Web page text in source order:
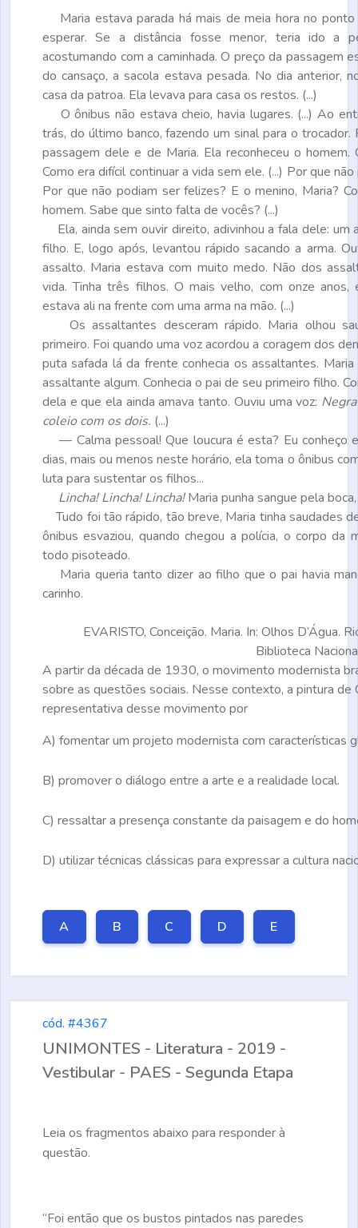
Maria estava parada há mais de meia hora no ponto
esperar. Se a distância fosse menor, teria ido a
acostumando com a caminhada. O preço da passagem
do cansaço, a sacola estava pesada. No dia anterior,
casa da patroa. Ela levava para casa os restos. (...)
O ônibus não estava cheio, havia lugares. (...) Ao
trás, do último banco, fazendo um sinal para o trocador.
passagem dele e de Maria. Ela reconheceu o homem.
Como era difícil continuar a vida sem ele. (...) Por que
Por que não podiam ser felizes? E o menino, Maria?
homem. Sabe que sinto falta de vocês? (...)
Ela, ainda sem ouvir direito, adivinhou a fala dele: um
filho. E, logo após, levantou rápido sacando a arma.
assalto. Maria estava com muito medo. Não dos
vida. Tinha três filhos. O mais velho, com onze
estava ali na frente com uma arma na mão. (...)
Os assaltantes desceram rápido. Maria olhou
primeiro. Foi quando uma voz acordou a coragem dos
puta safada lá da frente conhecia os assaltantes.
assaltante algum. Conhecia o pai de seu primeiro filho.
dela e que ela ainda amava tanto. Ouviu uma voz:
coleio com os dois. (...)
— Calma pessoal! Que loucura é esta? Eu conheço
dias, mais ou menos neste horário, ela toma o ônibus
luta para sustentar os filhos...
Lincha! Lincha! Lincha!Maria punha sangue pela
Tudo foi tão rápido, tão breve, Maria tinha saudades
ônibus esvaziou, quando chegou a polícia, o corpo da
todo pisoteado.
Maria queria tanto dizer ao filho que o pai havia
carinho.
EVARISTO, Conceição. Maria. In: Olhos D’Água.
Biblioteca
A partir da década de 1930, o movimento modernista
sobre as questões sociais. Nesse contexto, a pintura de
representativa desse movimento por
A) fomentar um projeto modernista com características
B) promover o diálogo entre a arte e a realidade local.
C) ressaltar a presença constante da paisagem e do
D) utilizar técnicas clássicas para expressar a cultura
A B C D E
cód. #4367
UNIMONTES - Literatura - 2019 -
Vestibular - PAES - Segunda Etapa
Leia os fragmentos abaixo para responder à
questão.
“Foi então que os bustos pintados nas paredes